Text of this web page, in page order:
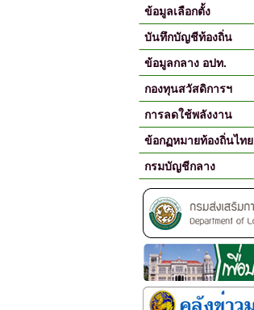
ข้อมูลเลือกตั้ง
บันทึกบัญชีท้องถิ่น
ข้อมูลกลาง อปท.
กองทุนสวัสดิการฯ
การลดใช้พลังงาน
ข้อกฏหมายท้องถิ่นไทย
กรมบัญชีกลาง